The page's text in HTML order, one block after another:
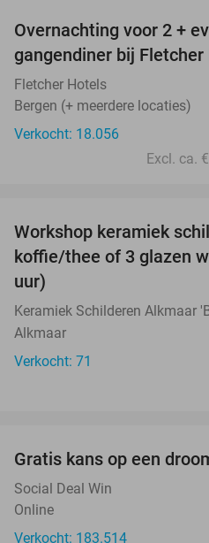
Overnachting voor 2 +
gangendiner bij Fletcher
Fletcher Hotels
Bergen (+ meerdere locaties)
Verkocht: 18.056
Excl. ca.
Workshop keramiek
koffie/thee of 3 glazen
uur)
Keramiek Schilderen Alkmaar
Alkmaar
Verkocht: 71
Gratis kans op een
Social Deal Win
Online
Verkocht: 183.514